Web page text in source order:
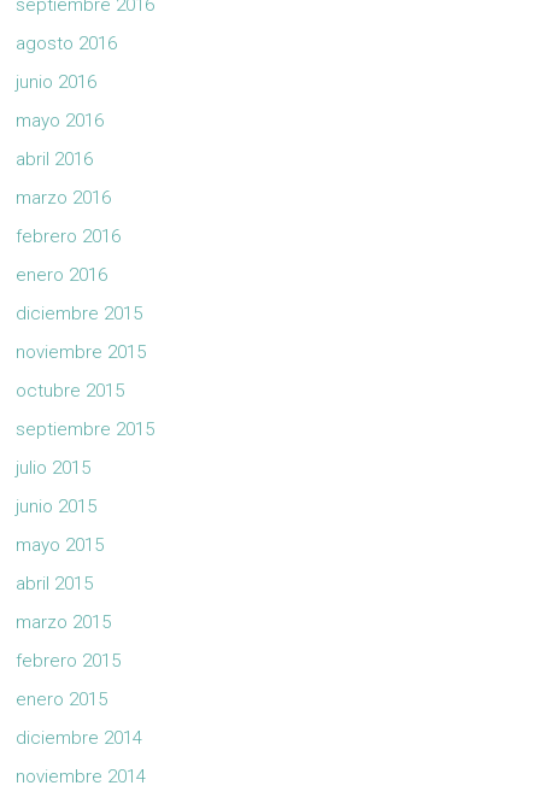
septiembre 2016
agosto 2016
junio 2016
mayo 2016
abril 2016
marzo 2016
febrero 2016
enero 2016
diciembre 2015
noviembre 2015
octubre 2015
septiembre 2015
julio 2015
junio 2015
mayo 2015
abril 2015
marzo 2015
febrero 2015
enero 2015
diciembre 2014
noviembre 2014